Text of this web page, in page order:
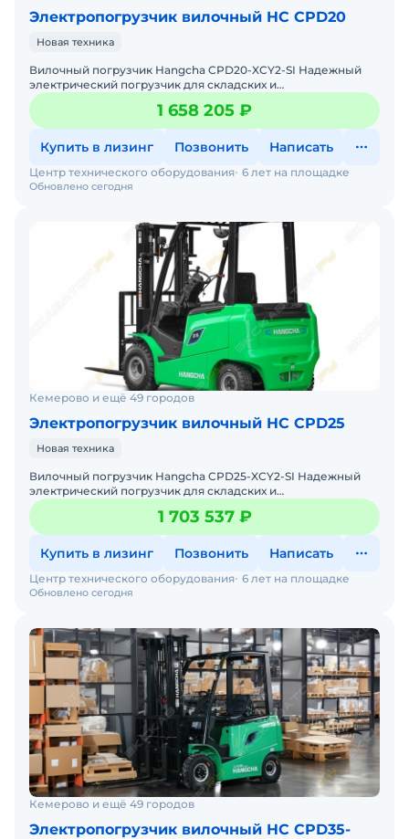
Электропогрузчик вилочный HC CPD20
Новая техника
Вилочный погрузчик Hangcha CPD20-XCY2-SI Надежный
электрический погрузчик для складских и
производственных задач Мы предлагаем: Доставку по
России от 2-х
1 658 205 ₽
Купить в лизинг Позвонить Написать
Обновлено сегодня
Центр технического оборудования 6 лет на площадке
Кемерово и ещё 49 городов
Электропогрузчик вилочный HC CPD25
Новая техника
Вилочный погрузчик Hangcha CPD25-XCY2-SI Надежный
электрический погрузчик для складских и
производственных задач Мы предлагаем: Доставку по
России от 2-х
1 703 537 ₽
Купить в лизинг Позвонить Написать
Обновлено сегодня
Центр технического оборудования 6 лет на площадке
Кемерово и ещё 49 городов
Электропогрузчик вилочный HC CPD35-